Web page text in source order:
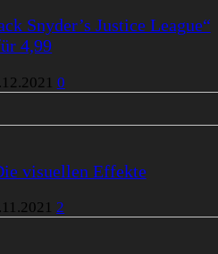
Snyder’s Justice League“
4,99
0
visuellen Effekte
2